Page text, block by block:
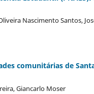
Nascimento Santos,
comunitárias de
Giancarlo Moser